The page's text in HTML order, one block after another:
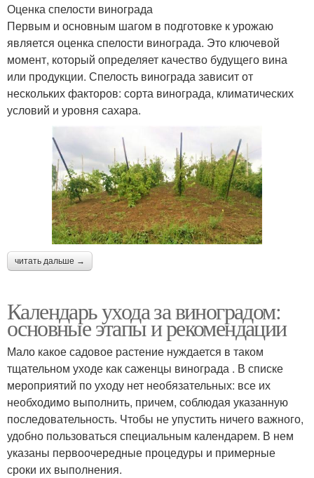
Оценка спелости винограда
Первым и основным шагом в подготовке к урожаю
является оценка спелости винограда. Это ключевой
момент, который определяет качество будущего вина
или продукции. Спелость винограда зависит от
нескольких факторов: сорта винограда, климатических
условий и уровня сахара.
читать дальше →
Календарь ухода за виноградом:
основные этапы и рекомендации
Мало какое садовое растение нуждается в таком
тщательном уходе как саженцы винограда . В списке
мероприятий по уходу нет необязательных: все их
необходимо выполнить, причем, соблюдая указанную
последовательность. Чтобы не упустить ничего важного,
удобно пользоваться специальным календарем. В нем
указаны первоочередные процедуры и примерные
сроки их выполнения.